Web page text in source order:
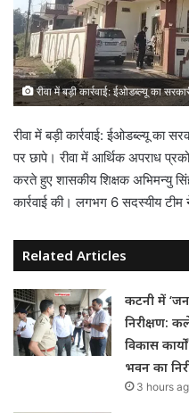
रीवा में बड़ी कार्रवाई: ईओडब्ल्यू का
रीवा में बड़ी कार्रवाई: ईओडब्ल्यू का
पर छापे। रीवा में आर्थिक अपराध
करते हुए शासकीय शिक्षक अभिमन्यु
कार्रवाई की। लगभग 6 सदस्यीय
Related Articles
कटनी में
निरीक्षण:
विकास
भवन का
3 hours